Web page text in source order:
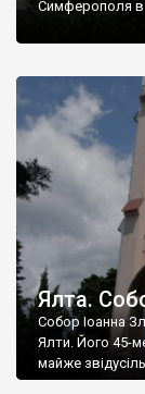
Симферополя в
Ялта.
Собор Іоанна
Ялти. Його 45-
майже